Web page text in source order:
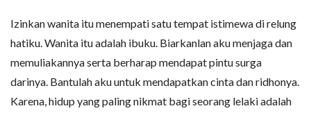
Izinkan wanita itu menempati satu tempat istimewa di relung
hatiku. Wanita itu adalah ibuku. Biarkanlan aku menjaga dan
memuliakannya serta berharap mendapat pintu surga
darinya. Bantulah aku untuk mendapatkan cinta dan ridhonya.
Karena, hidup yang paling nikmat bagi seorang lelaki adalah